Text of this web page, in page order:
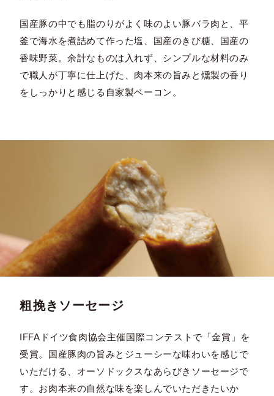
国産豚の中でも脂のりがよく味のよい豚バラ肉と、平
釜で海水を煮詰めて作った塩、国産のきび糖、国産の
香味野菜。余計なものは入れず、シンプルな材料のみ
で職人が丁寧に仕上げた、肉本来の旨みと燻製の香り
をしっかりと感じる自家製ベーコン。
粗挽きソーセージ
IFFAドイツ食肉協会主催国際コンテストで「金賞」を
受賞。国産豚肉の旨みとジューシーな味わいを感じで
いただける、オーソドックスなあらびきソーセージで
す。お肉本来の自然な味を楽しんでいただきたいか